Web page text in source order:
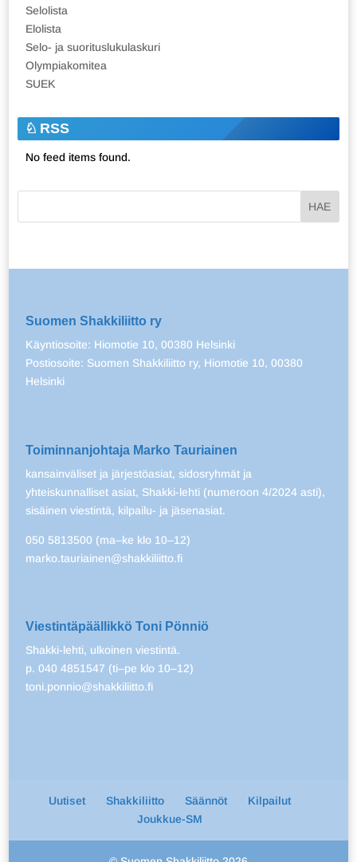
Selolista
Elolista
Selo- ja suorituslukulaskuri
Olympiakomitea
SUEK
RSS
No feed items found.
Suomen Shakkiliitto ry
Käyntiosoite: Hiomotie 10, 00380 Helsinki
Postiosoite: Suomen Shakkiliitto ry, Hiomotie 10, 00380
Helsinki
Toiminnanjohtaja Marko Tauriainen
kansainväliset ja järjestöasiat, sidosryhmät ja
yhteiskunnalliset asiat, Shakki-lehti (numeroon 4/2024 asti),
sisäinen viestintä, kilpailu- ja jäsenasiat.
050 5813500 (ma–ke klo 10–12)
marko.tauriainen@shakkiliitto.fi
Viestintäpäällikkö Toni Pönniö
Shakki-lehti, ulkoinen viestintä.
p. 040 4851547 (ti–pe klo 10–12)
toni.ponnio@shakkiliitto.fi
Uutiset Shakkiliitto Säännöt
Kilpailut
Joukkue-SM